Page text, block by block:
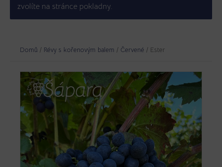
zvolíte na stránce pokladny.
Domů / Révy s kořenovým balem / Červené / Ester